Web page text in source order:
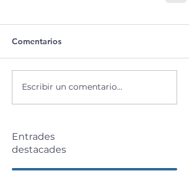
Comentarios
Escribir un comentario...
Entrades
destacades